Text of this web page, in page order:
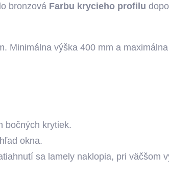
bronzová Farbu krycieho profilu
výška 400 mm a
bočných krytiek.
okna.
sa lamely naklopia, pri väčšom